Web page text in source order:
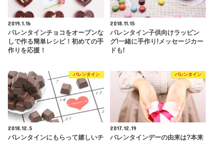
2019.1.16
バレンタインチョコをオーブンな
しで作る簡単レシピ！初めての手
作りを応援！
2018.11.15
バレンタイン子供向けラッピン
グ!一緒に手作り!メッセージカー
ドも!
バレンタイン
2018.12.5
バレンタインにもらって嬉しいチ
バレンタイン
2017.12.19
バレンタインデーの由来は?本来